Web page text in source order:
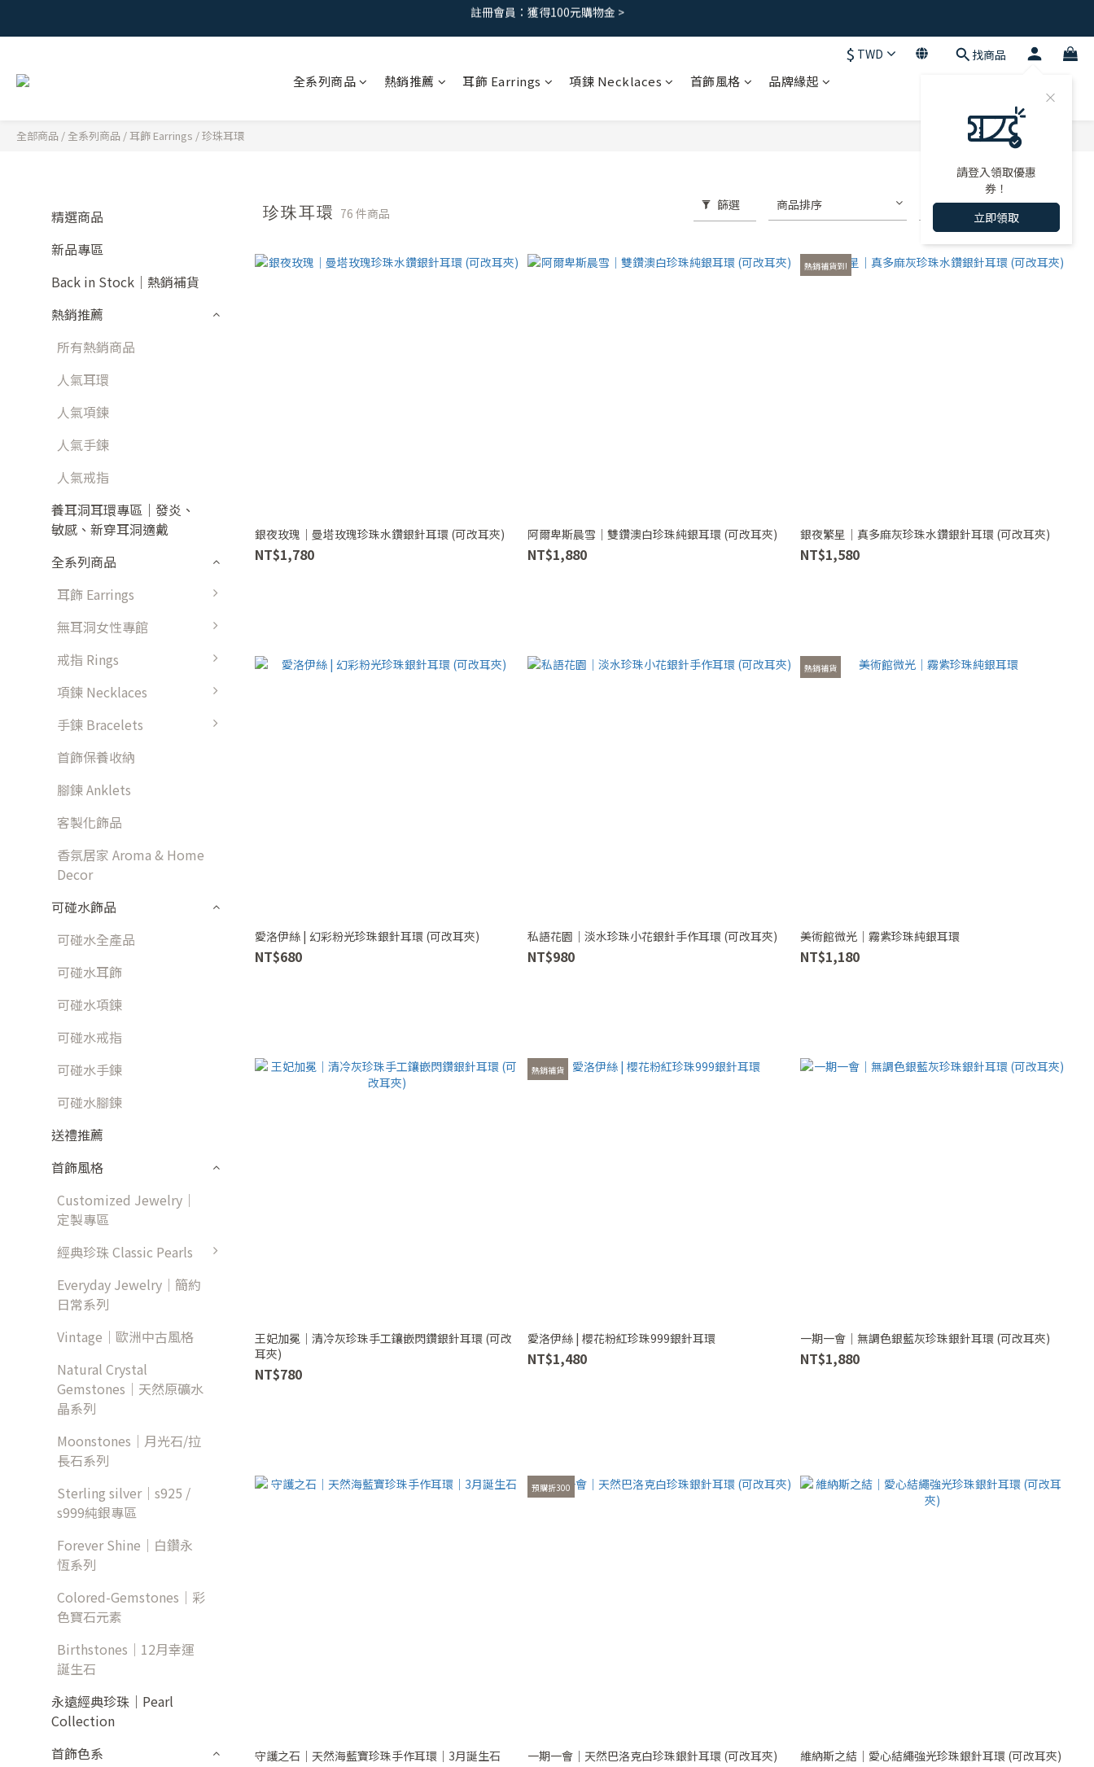
免運優惠｜台灣滿 1500 ，港澳滿2500
免運優惠｜台灣滿 1500 ，港澳滿2500
免運優惠｜台灣滿 1500 ，港澳滿2500
$ TWD 找商品
請登入領取優惠
券！
立即領取
全系列商品 熱銷推薦 耳飾 Earrings 項鍊 Necklaces 首飾風格 品牌緣起
全部商品 / 全系列商品 /耳飾 Earrings /珍珠耳環
精選商品
新品專區
Back in Stock｜熱銷補貨
熱銷推薦
所有熱銷商品
人氣耳環
人氣項鍊
人氣手鍊
人氣戒指
養耳洞耳環專區｜發炎、
敏感、新穿耳洞適戴
全系列商品
耳飾 Earrings
無耳洞女性專館
戒指 Rings
項鍊 Necklaces
手鍊 Bracelets
首飾保養收納
腳鍊 Anklets
客製化飾品
香氛居家 Aroma & Home
Decor
可碰水飾品
可碰水全產品
可碰水耳飾
可碰水項鍊
可碰水戒指
可碰水手鍊
可碰水腳鍊
送禮推薦
首飾風格
Customized Jewelry｜
定製專區
經典珍珠 Classic Pearls
Everyday Jewelry｜簡約
日常系列
Vintage｜歐洲中古風格
Natural Crystal
Gemstones｜天然原礦水
晶系列
Moonstones｜月光石/拉
長石系列
Sterling silver｜s925 /
s999純銀專區
Forever Shine｜白鑽永
恆系列
Colored-Gemstones｜彩
色寶石元素
Birthstones｜12月幸運
誕生石
永遠經典珍珠｜Pearl
Collection
首飾色系
珍珠耳環 76 件商品
篩選 商品排序 每頁顯示 72 個
銀夜玫瑰｜曼塔玫瑰珍珠水鑽銀針耳環 (可改耳夾)
NT$1,780
阿爾卑斯晨雪｜雙鑽澳白珍珠純銀耳環 (可改耳夾)
NT$1,880
熱銷補貨到!
銀夜繁星｜真多麻灰珍珠水鑽銀針耳環 (可改耳夾)
NT$1,580
愛洛伊絲 | 幻彩粉光珍珠銀針耳環 (可改耳夾)
NT$680
私語花園｜淡水珍珠小花銀針手作耳環 (可改耳夾)
NT$980
熱銷補貨
美術館微光｜霧紫珍珠純銀耳環
NT$1,180
王妃加冕｜清冷灰珍珠手工鑲嵌閃鑽銀針耳環 (可改
耳夾)
NT$780
熱銷補貨
愛洛伊絲 | 櫻花粉紅珍珠999銀針耳環
NT$1,480
一期一會｜無調色銀藍灰珍珠銀針耳環 (可改耳夾)
NT$1,880
守護之石｜天然海藍寶珍珠手作耳環｜3月誕生石
預購折300
一期一會｜天然巴洛克白珍珠銀針耳環 (可改耳夾) 維納斯之結｜愛心結繩強光珍珠銀針耳環 (可改耳夾)